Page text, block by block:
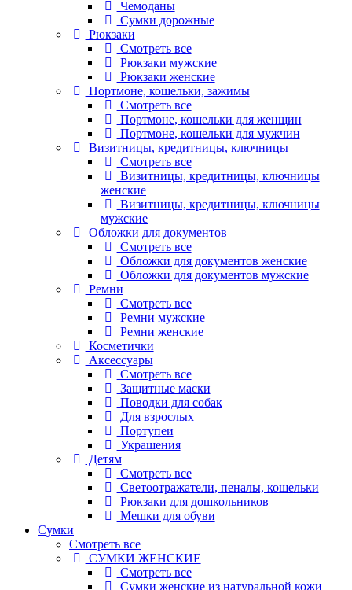
Чемоданы
Сумки дорожные
Рюкзаки
Смотреть все
Рюкзаки мужские
Рюкзаки женские
Портмоне, кошельки, зажимы
Смотреть все
Портмоне, кошельки для женщин
Портмоне, кошельки для мужчин
Визитницы, кредитницы, ключницы
Смотреть все
Визитницы, кредитницы, ключницы
женские
Визитницы, кредитницы, ключницы
мужские
Обложки для документов
Смотреть все
Обложки для документов женские
Обложки для документов мужские
Ремни
Смотреть все
Ремни мужские
Ремни женские
Косметички
Аксессуары
Смотреть все
Защитные маски
Поводки для собак
Для взрослых
Портупеи
Украшения
Детям
Смотреть все
Светоотражатели, пеналы, кошельки
Рюкзаки для дошкольников
Мешки для обуви
Сумки
Смотреть все
СУМКИ ЖЕНСКИЕ
Смотреть все
Сумки женские из натуральной кожи